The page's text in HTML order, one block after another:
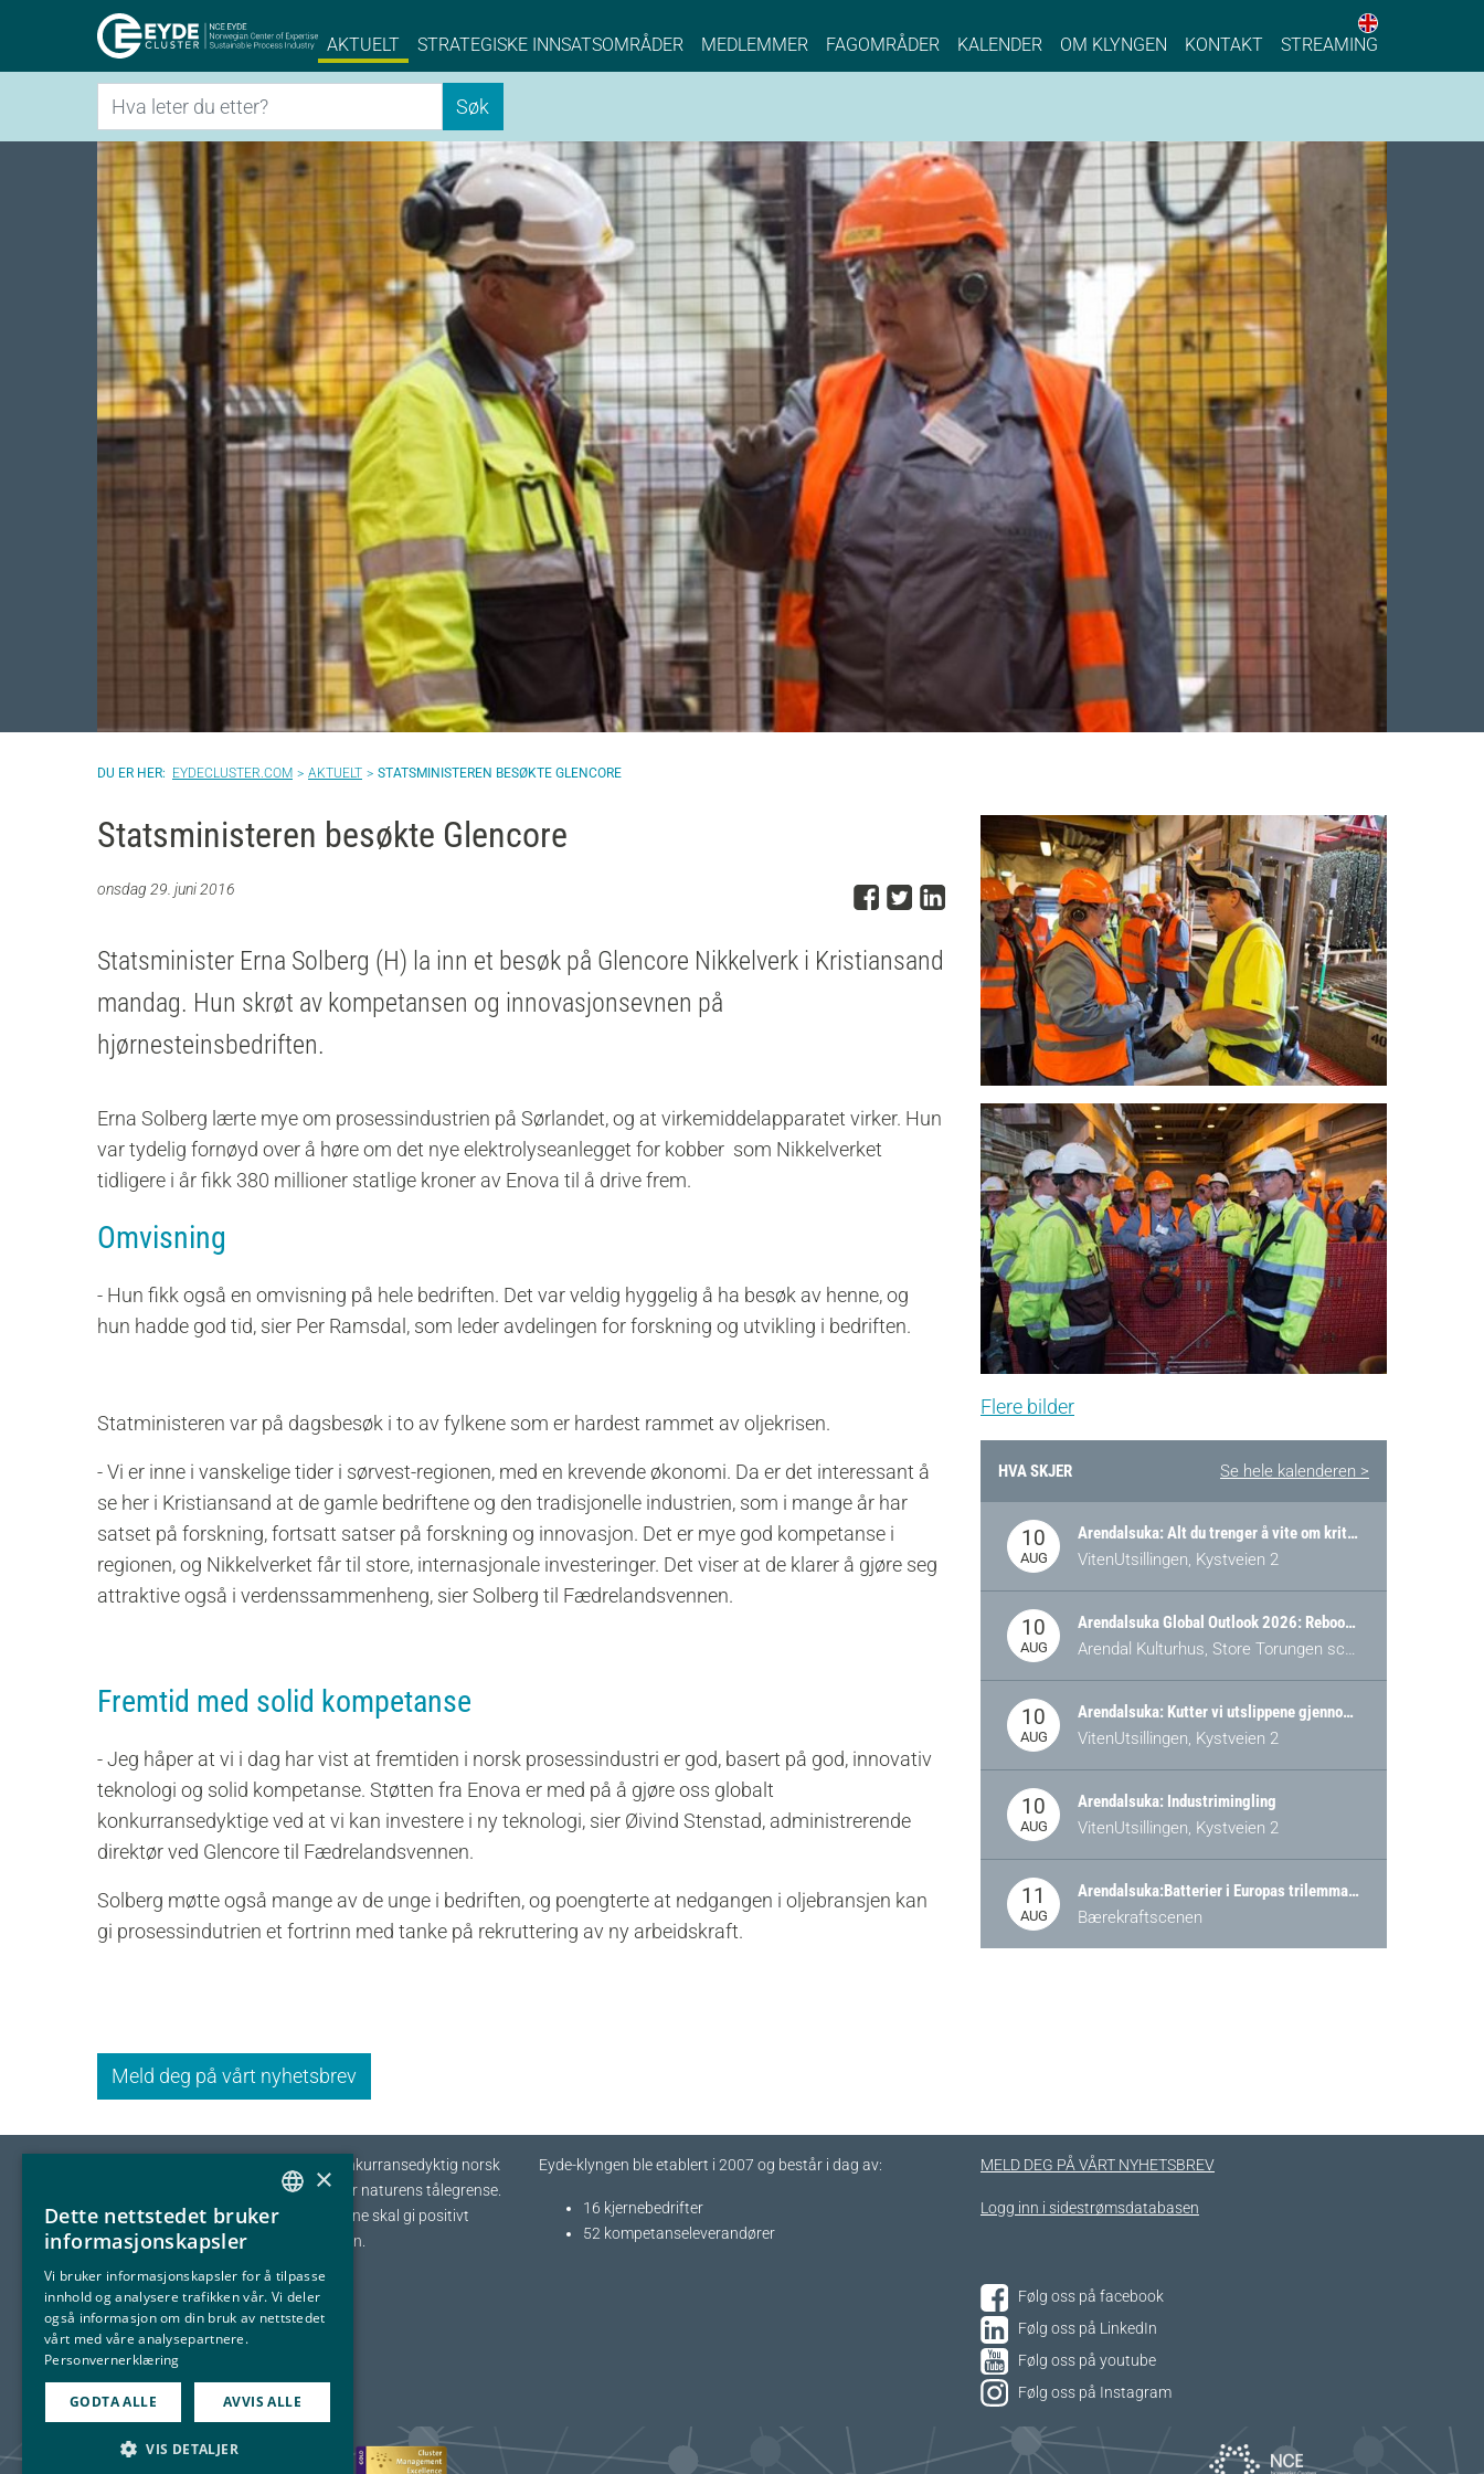
Eyde-Cluster | NCE EYDE, Norwegian Center of Expertise, Sustainable Process Industry
AKTUELT STRATEGISKE INNSATSOMRÅDER MEDLEMMER FAGOMRÅDER KALENDER OM KLYNGEN KONTAKT STREAMING
English
Søk Søk
EYDECLUSTER.COM AKTUELT STATSMINISTEREN BESØKTE GLENCORE
Statsministeren besøkte Glencore
onsdag 29. juni 2016 Del på Facebook
Del på Twitter
Del på LinkedIn
Statsminister Erna Solberg (H) la inn et besøk på Glencore Nikkelverk i Kristiansand
mandag. Hun skrøt av kompetansen og innovasjonsevnen på
hjørnesteinsbedriften.
Erna Solberg lærte mye om prosessindustrien på Sørlandet, og at virkemiddelapparatet virker. Hun
var tydelig fornøyd over å høre om det nye elektrolyseanlegget for kobber som Nikkelverket
tidligere i år fikk 380 millioner statlige kroner av Enova til å drive frem.
Omvisning
- Hun fikk også en omvisning på hele bedriften. Det var veldig hyggelig å ha besøk av henne, og
hun hadde god tid, sier Per Ramsdal, som leder avdelingen for forskning og utvikling i bedriften.
Statministeren var på dagsbesøk i to av fylkene som er hardest rammet av oljekrisen.
- Vi er inne i vanskelige tider i sørvest-regionen, med en krevende økonomi. Da er det interessant å
se her i Kristiansand at de gamle bedriftene og den tradisjonelle industrien, som i mange år har
satset på forskning, fortsatt satser på forskning og innovasjon. Det er mye god kompetanse i
regionen, og Nikkelverket får til store, internasjonale investeringer. Det viser at de klarer å gjøre seg
attraktive også i verdenssammenheng, sier Solberg til Fædrelandsvennen.
Fremtid med solid kompetanse
- Jeg håper at vi i dag har vist at fremtiden i norsk prosessindustri er god, basert på god, innovativ
teknologi og solid kompetanse. Støtten fra Enova er med på å gjøre oss globalt
konkurransedyktige ved at vi kan investere i ny teknologi, sier Øivind Stenstad, administrerende
direktør ved Glencore til Fædrelandsvennen.
Solberg møtte også mange av de unge i bedriften, og poengterte at nedgangen i oljebransjen kan
gi prosessindutrien et fortrinn med tanke på rekruttering av ny arbeidskraft.
Meld deg på vårt nyhetsbrev
Flere bilder
HVA SKJER Se hele kalenderen >
10
AUG
Arendalsuka: Alt du trenger å vite om kritiske og strategiske verdikjeder i Norge
VitenUtsillingen, Kystveien 2
10
AUG
Arendalsuka Global Outlook 2026: Rebooting Democracy for a New World Order
Arendal Kulturhus, Store Torungen scene
10
AUG
Arendalsuka: Kutter vi utslippene gjennom omstilling – eller tap av industri?
VitenUtsillingen, Kystveien 2
10
AUG
Arendalsuka: Industrimingling
VitenUtsillingen, Kystveien 2
11
AUG
Arendalsuka:Batterier i Europas trilemma: Energisikkerhet, konkurransekraft og bærekraft (Battery Norway-arrangement)
Bærekraftscenen
Eyde-klyngen skal sikre tilvekst og konkurransedyktig norsk
prosessindustri som opererer innenfor naturens tålegrense.
I fellesskap streber vi etter at bedriftene skal gi positivt
bidrag tilbake til samfunnet og naturen.
Eyde-klyngen ble etablert i 2007 og består i dag av:
16 kjernebedrifter​
52 kompetanseleverandører
MELD DEG PÅ VÅRT NYHETSBREV
Logg inn i sidestrømsdatabasen
Følg oss på facebook
Følg oss på LinkedIn
Følg oss på youtube
Følg oss på Instagram
NORWEGIAN
×
Dette nettstedet bruker
informasjonskapsler
Vi bruker informasjonskapsler for å tilpasse
innhold og analysere trafikken vår. Vi deler
også informasjon om din bruk av nettstedet
vårt med våre analysepartnere.
Personvernerklæring
GODTA ALLE AVVIS ALLE
VIS DETALJER